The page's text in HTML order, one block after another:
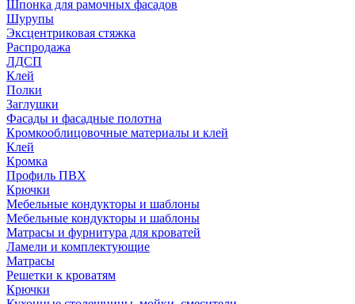
Шпонка для рамочных фасадов
Шурупы
Эксцентриковая стяжка
Распродажа
ЛДСП
Клей
Полки
Заглушки
Фасады и фасадные полотна
Кромкооблицовочные материалы и клей
Клей
Кромка
Профиль ПВХ
Крючки
Мебельные кондукторы и шаблоны
Мебельные кондукторы и шаблоны
Матрасы и фурнитура для кроватей
Ламели и комплектующие
Матрасы
Решетки к кроватям
Крючки